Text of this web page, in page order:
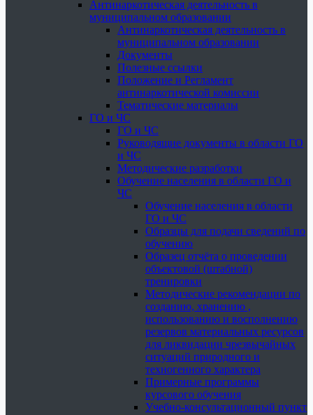
Антинаркотическая деятельность в
муниципальном образовании
Антинаркотическая деятельность в
муниципальном образовании
Документы
Полезные ссылки
Положение и Регламент
антинаркотической комиссии
Тематические материалы
ГО и ЧС
ГО и ЧС
Руководящие документы в области ГО
и ЧС
Методические разработки
Обучение населения в области ГО и
ЧС
Обучение населения в области
ГО и ЧС
Образцы для подачи сведений по
обучению
Образец отчёта о проведении
объектовой (штабной)
тренировки
Методические рекомендации по
созданию, хранению ,
использованию и восполнению
резервов материальных ресурсов
для ликвидации чрезвычайных
ситуаций природного и
техногенного характера
Примерные программы
курсового обучения
Учебно-консультационный пункт